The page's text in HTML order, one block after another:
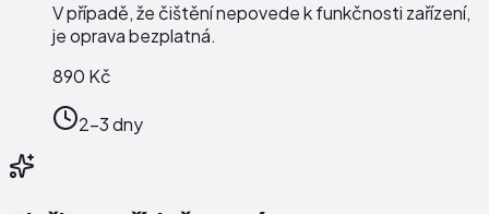
V případě, že čištění nepovede k funkčnosti zařízení,
je oprava bezplatná.
890 Kč
2-3 dny